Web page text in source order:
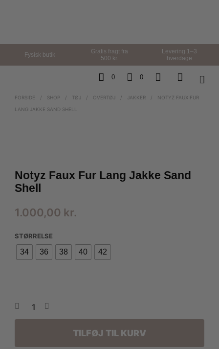
Fysisk butik
Gratis fragt fra
500 kr.
Levering 1–3
hverdage
0 0
FORSIDE / SHOP / TØJ / OVERTØJ / JAKKER /
NOTYZ FAUX FUR
LANG JAKKE SAND SHELL
Notyz Faux Fur Lang Jakke Sand
Shell
1.000,00 kr.
STØRRELSE
34 36 38 40 42
TILFØJ TIL KURV